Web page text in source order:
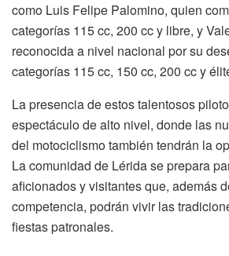
como Luis Felipe Palomino, quien
categorías 115 cc, 200 cc y libre, y
reconocida a nivel nacional por su
categorías 115 cc, 150 cc, 200 cc y
La presencia de estos talentosos
espectáculo de alto nivel, donde las
del motociclismo también tendrán la
La comunidad de Lérida se prepara
aficionados y visitantes que, además
competencia, podrán vivir las
fiestas patronales.